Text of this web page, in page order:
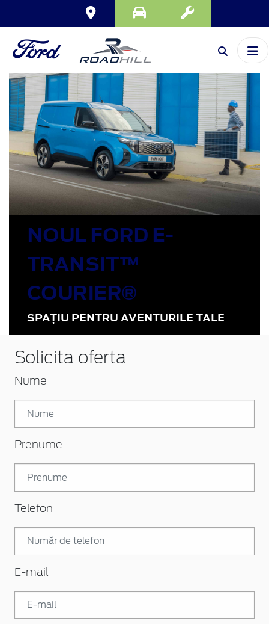
NOUL FORD E-
TRANSIT™
COURIER®
SPAȚIU PENTRU AVENTURILE TALE
Solicita oferta
Nume
Prenume
Telefon
E-mail